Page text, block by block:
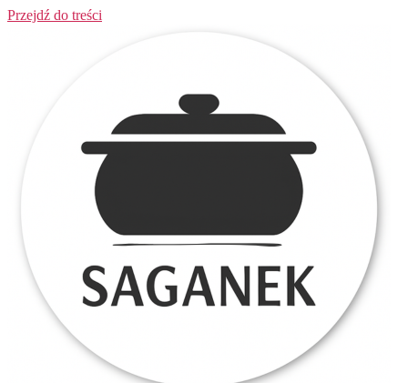
Przejdź do treści